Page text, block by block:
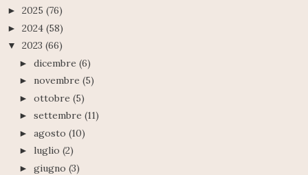
► 2025 (76)
► 2024 (58)
▼ 2023 (66)
► dicembre (6)
► novembre (5)
► ottobre (5)
► settembre (11)
► agosto (10)
► luglio (2)
► giugno (3)